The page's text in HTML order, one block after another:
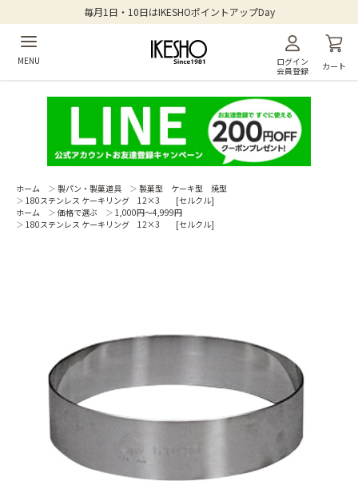
毎月1日・10日はIKESHOポイントアップDay
MENU
ログイン
会員登録
カート
ホーム ＞ 製パン・製菓道具 ＞ 製菓型 ケーキ型 焼型
＞ 180ステンレス ケーキリング 12×3 [セルクル]
ホーム
＞ 価格で選ぶ ＞ 1,000円～4,999円
＞ 180ステンレス ケーキリング 12×3 [セルクル]